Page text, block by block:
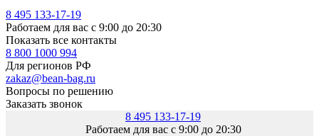
8 495 133-17-19
Работаем для вас с 9:00 до 20:30
Показать все контакты
8 800 1000 994
Для регионов РФ
zakaz@bean-bag.ru
Вопросы по решению
Заказать звонок
8 495 133-17-19
Работаем для вас с 9:00 до 20:30